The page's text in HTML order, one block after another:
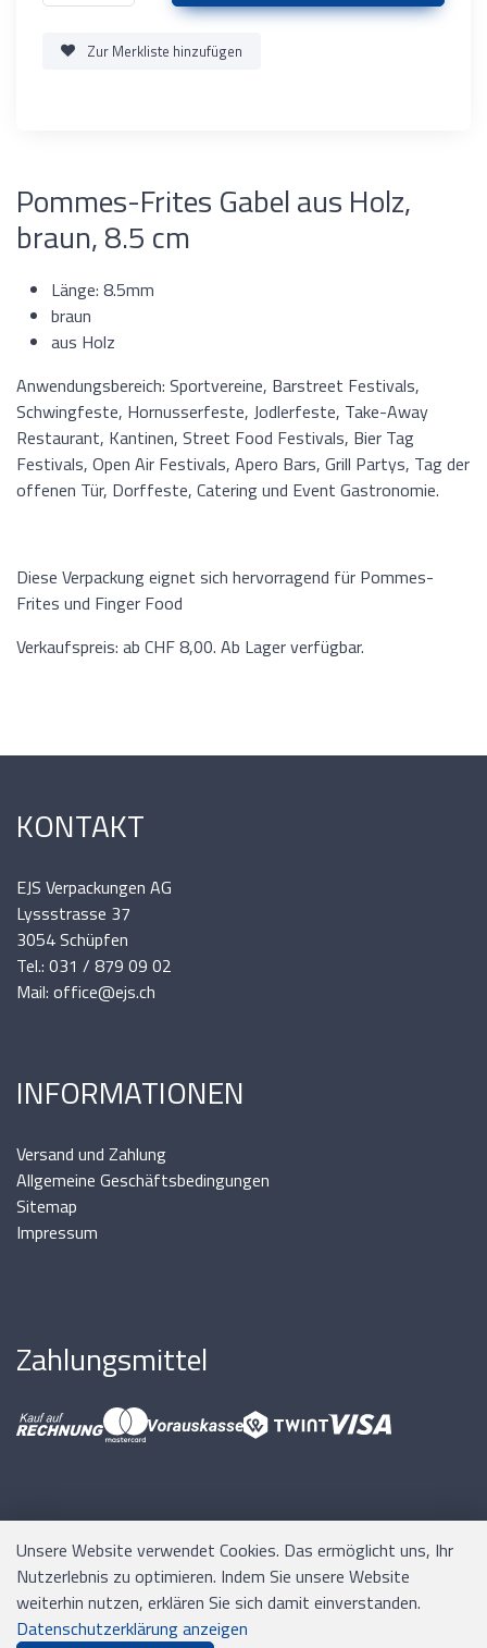
Zur Merkliste hinzufügen
Pommes-Frites Gabel aus Holz,
braun, 8.5 cm
Länge: 8.5mm
braun
aus Holz
Anwendungsbereich: Sportvereine, Barstreet Festivals,
Schwingfeste, Hornusserfeste, Jodlerfeste, Take-Away
Restaurant, Kantinen, Street Food Festivals, Bier Tag
Festivals, Open Air Festivals, Apero Bars, Grill Partys, Tag der
offenen Tür, Dorffeste, Catering und Event Gastronomie.
Diese Verpackung eignet sich hervorragend für Pommes-
Frites und Finger Food
Verkaufspreis: ab CHF 8,00. Ab Lager verfügbar.
KONTAKT
EJS Verpackungen AG
Lyssstrasse 37
3054 Schüpfen
Tel.: 031 / 879 09 02
Mail: office@ejs.ch
INFORMATIONEN
Versand und Zahlung
Allgemeine Geschäftsbedingungen
Sitemap
Impressum
Zahlungsmittel
Software:Rent-a-Shop.ch
Unsere Website verwendet Cookies. Das ermöglicht uns, Ihr
Nutzerlebnis zu optimieren. Indem Sie unsere Website
weiterhin nutzen, erklären Sie sich damit einverstanden.
Datenschutzerklärung anzeigen